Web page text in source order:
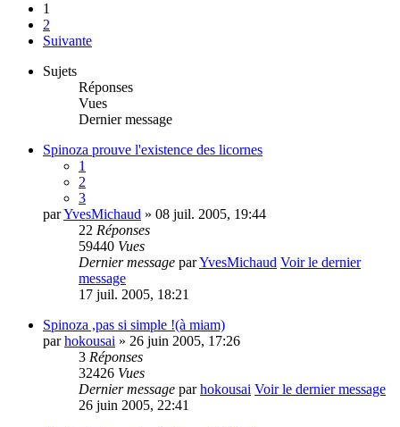
1
2
Suivante
Sujets
Réponses
Vues
Dernier message
Spinoza prouve l'existence des licornes
1
2
3
parYvesMichaud » 08 juil. 2005, 19:44
22 Réponses
59440 Vues
Dernier message parYvesMichaud Voir le dernier
message
17 juil. 2005, 18:21
Spinoza ,pas si simple !(à miam)
parhokousai » 26 juin 2005, 17:26
3 Réponses
32426 Vues
Dernier message parhokousai Voir le dernier message
26 juin 2005, 22:41